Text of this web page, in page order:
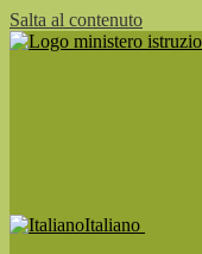
Salta al contenuto
Italiano